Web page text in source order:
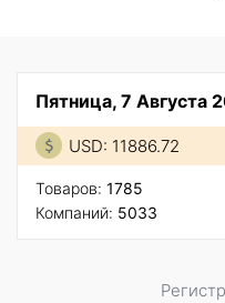
Пятница, 7 Августа
USD: 11886.72
Товаров: 1785
Компаний: 5033